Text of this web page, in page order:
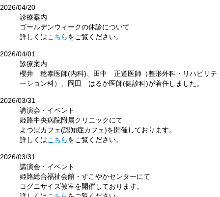
2026/04/20
診療案内
ゴールデンウィークの休診について
詳しくはこちらをご覧ください。
2026/04/01
診療案内
櫻井 稔泰医師(内科)、田中 正道医師（整形外科・リハビリテ
ーション科）、岡田 はるか医師(健診科)が着任しました。
2026/03/31
講演会・イベント
姫路中央病院附属クリニックにて
よつばカフェ(認知症カフェ)を開催しております。
詳しくはこちらをご覧ください。
2026/03/31
講演会・イベント
姫路総合福祉会館・すこやかセンターにて
コグニサイズ教室を開催しております。